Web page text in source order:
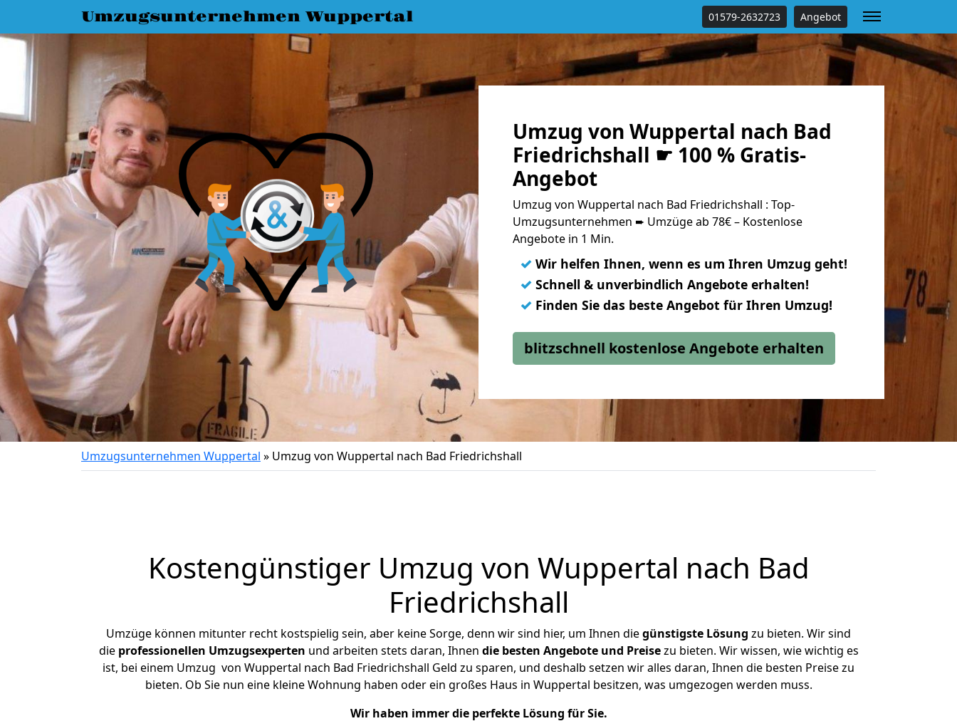
Umzugsunternehmen Wuppertal 01579-2632723 Angebot
Umzug von Wuppertal nach Bad
Friedrichshall ☛ 100 % Gratis-
Angebot
Umzug von Wuppertal nach Bad Friedrichshall : Top-
Umzugsunternehmen ➨ Umzüge ab 78€ – Kostenlose
Angebote in 1 Min.
✓ Wir helfen Ihnen, wenn es um Ihren Umzug geht!
✓ Schnell & unverbindlich Angebote erhalten!
✓ Finden Sie das beste Angebot für Ihren Umzug!
blitzschnell kostenlose Angebote erhalten
Umzugsunternehmen Wuppertal » Umzug von Wuppertal nach Bad Friedrichshall
Kostengünstiger Umzug von Wuppertal nach Bad
Friedrichshall
Umzüge können mitunter recht kostspielig sein, aber keine Sorge, denn wir sind hier, um Ihnen diegünstigste Lösung zu bieten. Wir sind
die professionellen Umzugsexperten und arbeiten stets daran, Ihnen die besten Angebote und Preisezu bieten. Wir wissen, wie wichtig es
ist, bei einem Umzug von Wuppertal nach Bad Friedrichshall Geld zu sparen, und deshalb setzen wir alles daran, Ihnen die besten Preise zu
bieten. Ob Sie nun eine kleine Wohnung haben oder ein großes Haus in Wuppertal besitzen, was umgezogen werden muss.
Wir haben immer die perfekte Lösung für Sie.